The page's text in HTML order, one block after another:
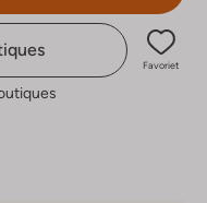
Favoriet